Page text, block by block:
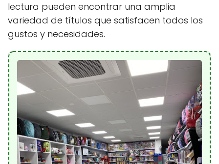
lectura pueden encontrar una amplia
variedad de títulos que satisfacen todos los
gustos y necesidades.